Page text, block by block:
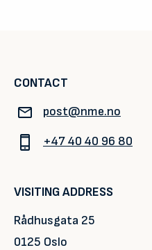
CONTACT
post@nme.no
+47 40 40 96 80
VISITING ADDRESS
Rådhusgata 25
0125 Oslo